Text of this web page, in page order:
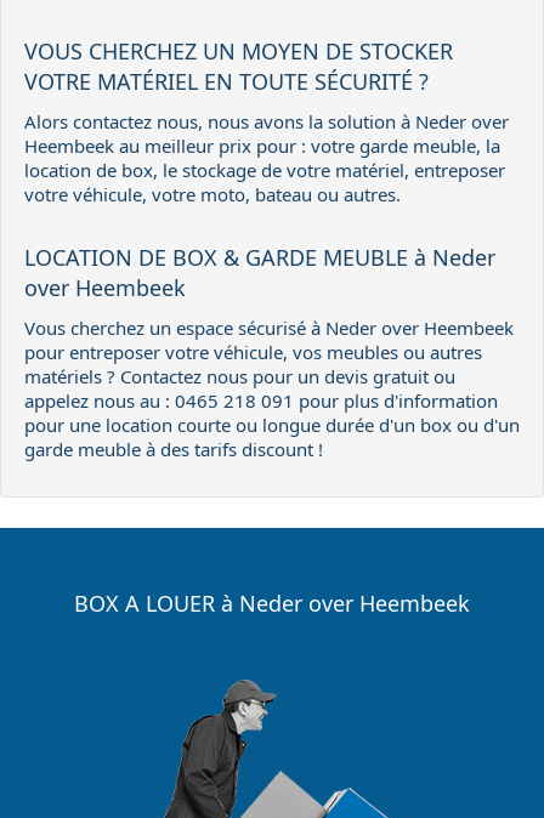
VOUS CHERCHEZ UN MOYEN DE STOCKER
VOTRE MATÉRIEL EN TOUTE SÉCURITÉ ?
Alors contactez nous, nous avons la solution à Neder over
Heembeek au meilleur prix pour : votre garde meuble, la
location de box, le stockage de votre matériel, entreposer
votre véhicule, votre moto, bateau ou autres.
LOCATION DE BOX & GARDE MEUBLE à Neder
over Heembeek
Vous cherchez un espace sécurisé à Neder over Heembeek
pour entreposer votre véhicule, vos meubles ou autres
matériels ? Contactez nous pour un devis gratuit ou
appelez nous au : 0465 218 091 pour plus d'information
pour une location courte ou longue durée d'un box ou d'un
garde meuble à des tarifs discount !
BOX A LOUER à Neder over Heembeek